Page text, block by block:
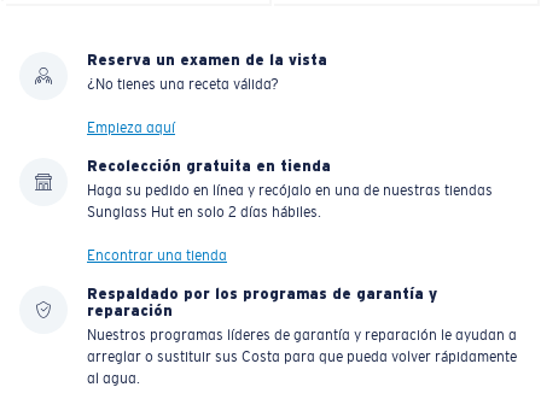
Reserva un examen de la vista
¿No tienes una receta válida?
Empieza aquí
Recolección gratuita en tienda
Haga su pedido en línea y recójalo en una de nuestras tiendas
Sunglass Hut en solo 2 días hábiles.
Encontrar una tienda
Respaldado por los programas de garantía y
reparación
Nuestros programas líderes de garantía y reparación le ayudan a
arreglar o sustituir sus Costa para que pueda volver rápidamente
al agua.